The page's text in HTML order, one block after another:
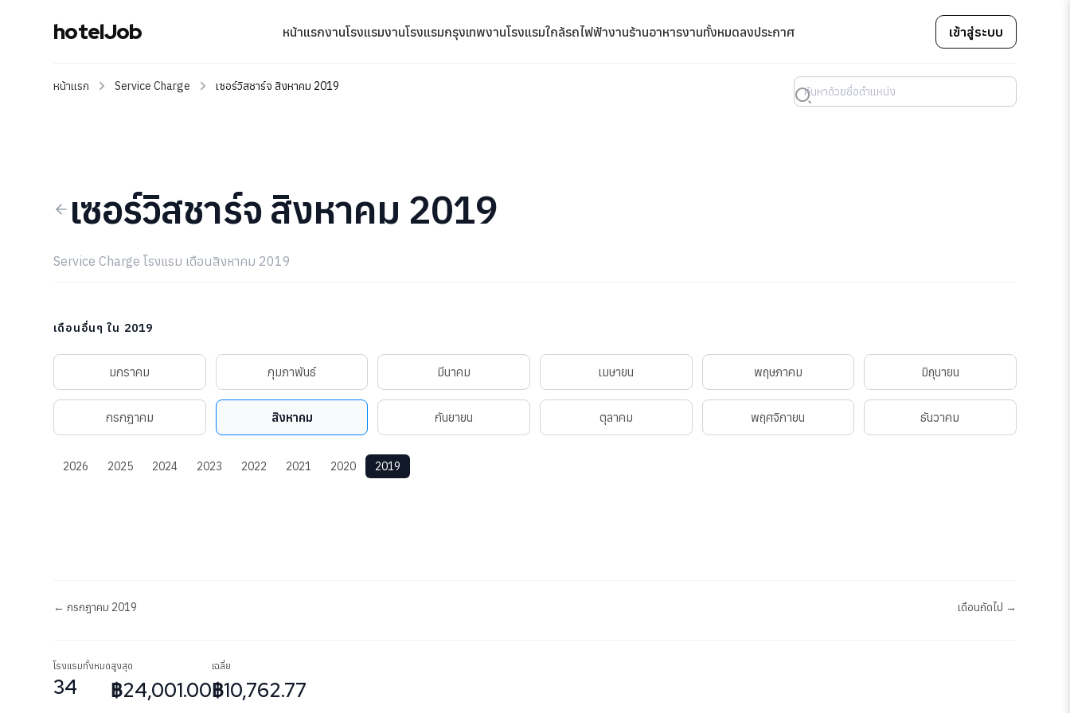
hotelJob หน้าแรกงานโรงแรมงานโรงแรมกรุงเทพงานโรงแรมใกล้รถไฟฟ้างานร้านอาหารงานทั้งหมดลงประกาศ เข้าสู่ระบบ
หน้าแรก Service Charge เซอร์วิสชาร์จ สิงหาคม 2019
เซอร์วิสชาร์จ สิงหาคม 2019
Service Charge โรงแรม เดือนสิงหาคม 2019
เดือนอื่นๆ ใน 2019
มกราคม กุมภาพันธ์ มีนาคม เมษายน พฤษภาคม มิถุนายน
กรกฎาคม สิงหาคม กันยายน ตุลาคม พฤศจิกายน ธันวาคม
2026 2025 2024 2023 2022 2021 2020 2019
← กรกฎาคม 2019 เดือนถัดไป →
โรงแรมทั้งหมด
34
สูงสุด
฿24,001.00
เฉลี่ย
฿10,762.77